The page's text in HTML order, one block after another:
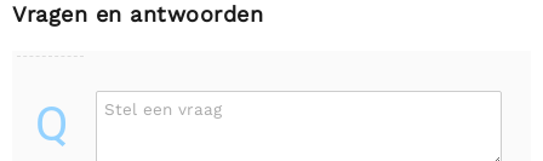
Vragen en antwoorden
Q Stel een vraag